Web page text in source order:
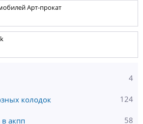
Арт-прокат
4
колодок 124
акпп 58